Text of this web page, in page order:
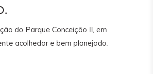
do Parque Conceição II, em
acolhedor e bem planejado.